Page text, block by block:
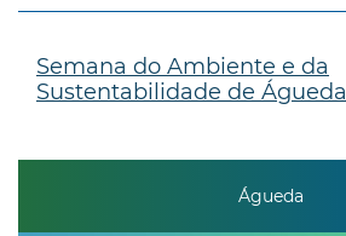
Semana do Ambiente e da
Sustentabilidade de Águeda
Águeda